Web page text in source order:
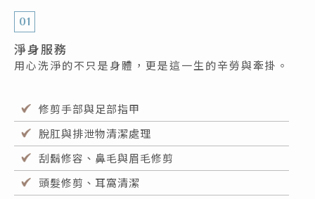
01
淨身服務
用心洗淨的不只是身體，更是這一生的辛勞與牽掛。
修剪手部與足部指甲
脫肛與排泄物清潔處理
刮鬍修容、鼻毛與眉毛修剪
頭髮修剪、耳窩清潔